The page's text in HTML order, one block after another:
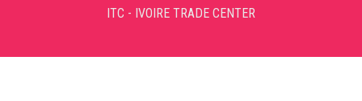
ITC - IVOIRE TRADE CENTER